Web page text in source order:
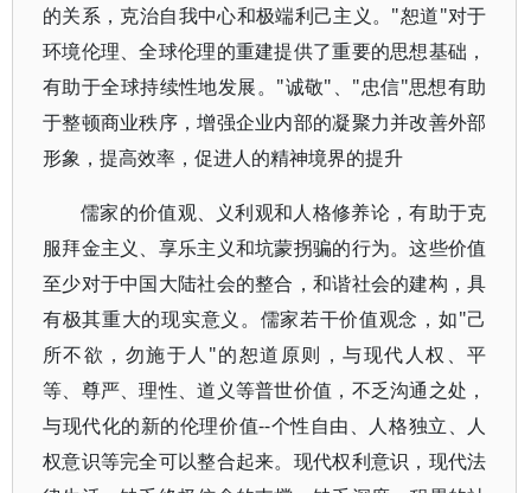
的关系，克治自我中心和极端利己主义。"恕道"对于
环境伦理、全球伦理的重建提供了重要的思想基础，
有助于全球持续性地发展。"诚敬"、"忠信"思想有助
于整顿商业秩序，增强企业内部的凝聚力并改善外部
形象，提高效率，促进人的精神境界的提升
儒家的价值观、义利观和人格修养论，有助于克
服拜金主义、享乐主义和坑蒙拐骗的行为。这些价值
至少对于中国大陆社会的整合，和谐社会的建构，具
有极其重大的现实意义。儒家若干价值观念，如"己
所不欲，勿施于人"的恕道原则，与现代人权、平
等、尊严、理性、道义等普世价值，不乏沟通之处，
与现代化的新的伦理价值--个性自由、人格独立、人
权意识等完全可以整合起来。现代权利意识，现代法